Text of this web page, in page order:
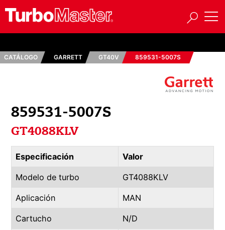
CATÁLOGO GARRETT GT40V 859531-5007S
859531-5007S
GT4088KLV
Especificación Valor
Modelo de turbo GT4088KLV
Aplicación MAN
Cartucho N/D